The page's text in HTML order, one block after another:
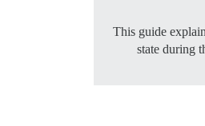
state during